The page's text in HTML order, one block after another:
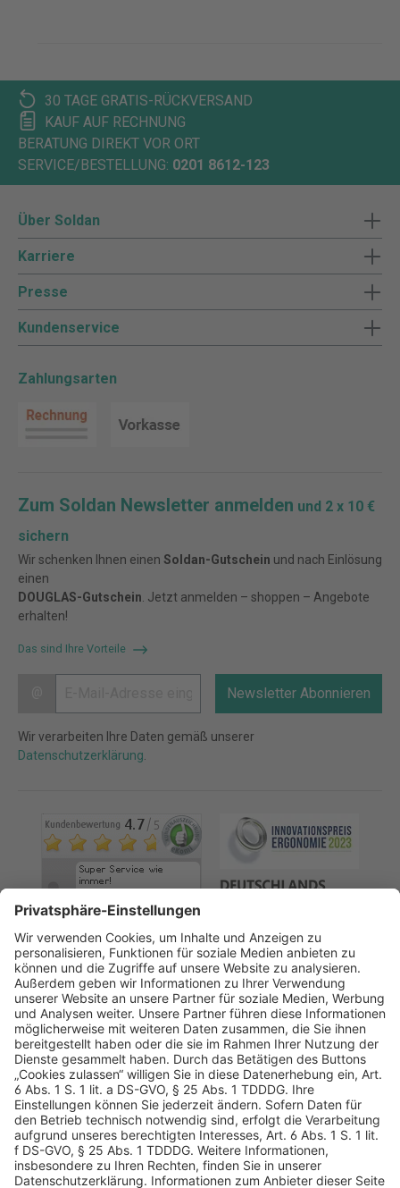
30 TAGE GRATIS-RÜCKVERSAND
KAUF AUF RECHNUNG
BERATUNG DIREKT VOR ORT
SERVICE/BESTELLUNG: 0201 8612-123
Über Soldan
Karriere
Presse
Kundenservice
Zahlungsarten
Zum Soldan Newsletter anmelden und 2 x 10 €
sichern
Wir schenken Ihnen einen Soldan-Gutschein und nach Einlösung
einen
DOUGLAS-Gutschein . Jetzt anmelden – shoppen – Angebote
erhalten!
Das sind Ihre Vorteile
Newsletter Abonnieren
Wir verarbeiten Ihre Daten gemäß unserer
Datenschutzerklärung
AGB Datenschutz
Impressum
Sicherheitshinweis
Compliance